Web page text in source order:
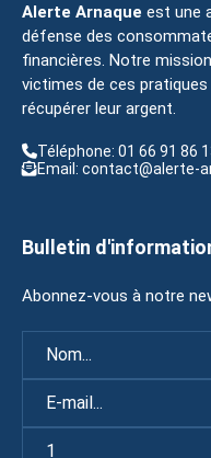
Alerte Arnaque est une
défense des
financières. Notre
victimes de ces
récupérer leur argent.
Téléphone: 01 66 91 86
Email: contact@alerte-
Bulletin
Abonnez-vous à notre